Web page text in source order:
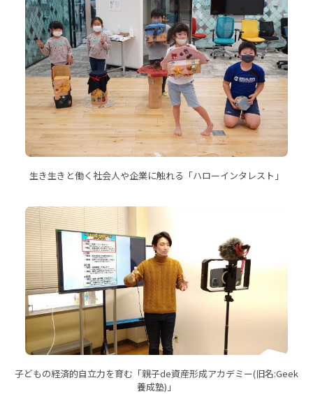
生き生きと働く社会人や企業に触れる「ハローインタレスト」
子どもの経済的自立力を育む「親子de資産形成アカデミー(旧名:Geek
養成塾)」